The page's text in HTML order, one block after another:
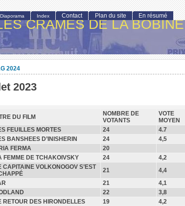
CRAMÉS DE LA BOBINE
2024
2023
DU FILM
NOMBRE DE
VOTANTS
VOTE
MOYEN
FEUILLES MORTES 24
4.7
BANSHEES D’INISHERIN 24
4,5
FERMA
20
FEMME DE TCHAKOIVSKY 24
4,2
CAPITAINE VOLKONOGOV S’EST
21
4,4
21
4,1
22
3,8
RETOUR DES HIRONDELLES 19
4,2
Diaporama Index Contact Plan du site En résumé